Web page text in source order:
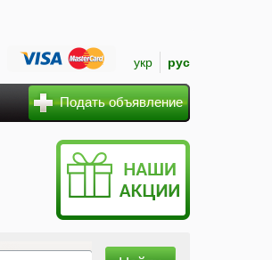
укр рус
Подать объявление